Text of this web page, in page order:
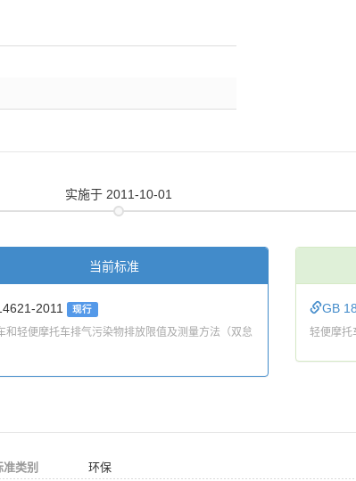
实施于 2011-10-01
当前标准
2011 现行
和轻便摩托车排气污染物排放限值及测量方法（双怠
GB
轻便摩托
准类别
环保